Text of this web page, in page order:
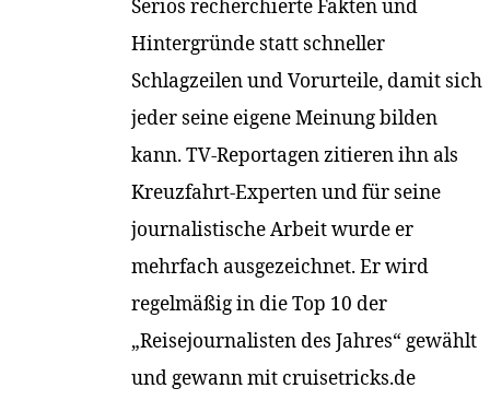
Seriös recherchierte Fakten und
Hintergründe statt schneller
Schlagzeilen und Vorurteile, damit sich
jeder seine eigene Meinung bilden
kann. TV-Reportagen zitieren ihn als
Kreuzfahrt-Experten und für seine
journalistische Arbeit wurde er
mehrfach ausgezeichnet. Er wird
regelmäßig in die Top 10 der
„Reisejournalisten des Jahres“ gewählt
und gewann mit cruisetricks.de